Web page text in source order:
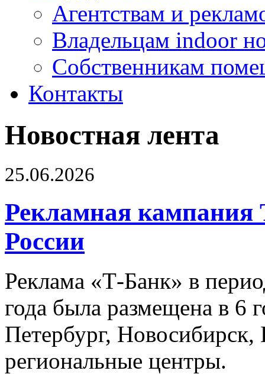
Агентствам и
Владельцам indoor
Собственникам
Контакты
Новостная лента
25.06.2026
Рекламная кампания
России
Реклама «Т-Банк» в
года была размещена в 6
Петербург,
региональные центры.